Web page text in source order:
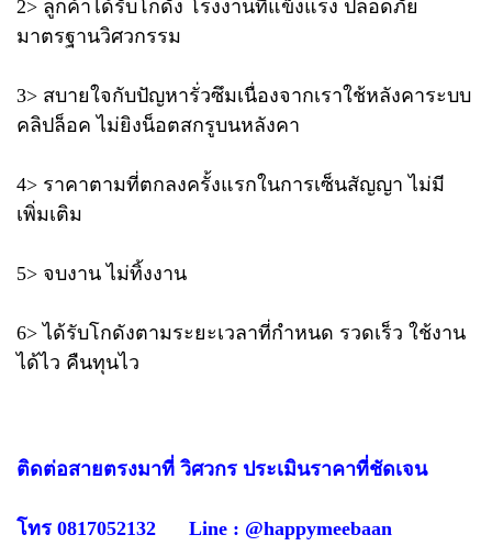
2> ลูกค้าได้รับโกดัง โรงงานที่แข็งแรง ปลอดภัย
มาตรฐานวิศวกรรม
3> สบายใจกับปัญหารั่วซึมเนื่องจากเราใช้หลังคาระบบ
คลิปล็อค ไม่ยิงน็อตสกรูบนหลังคา
4> ราคาตามที่ตกลงครั้งแรกในการเซ็นสัญญา ไม่มี
เพิ่มเติม
5> จบงาน ไม่ทิ้งงาน
6> ได้รับโกดังตามระยะเวลาที่กำหนด รวดเร็ว ใช้งาน
ได้ไว คืนทุนไว
ติดต่อสายตรงมาที่ วิศวกร ประเมินราคาที่ชัดเจน
โทร 0817052132 Line : @happymeebaan